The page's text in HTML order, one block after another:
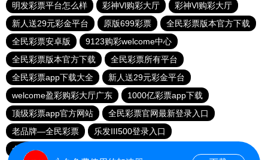
明发彩票平台怎么样
彩神Vl购彩大厅
彩神Vl购彩大厅
新人送29元彩金平台
原版699彩票
全民彩票版本官方下载
全民彩票安卓版
9123购彩welcome中心
全民彩票版本官方下载
全民彩票所有平台
全民彩票app下载大全
新人送29元彩金平台
welcome盈彩购彩大厅广东
1000亿彩票app下载
顶级彩票app官方网站
全民彩票官网最新登录入口
老品牌—全民彩票
乐发III500登录入口
全民彩票官网最新登录入口